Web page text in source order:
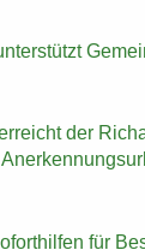
der
für